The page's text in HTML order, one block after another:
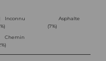
Inconnu
Asphalte
(7%)
Chemin